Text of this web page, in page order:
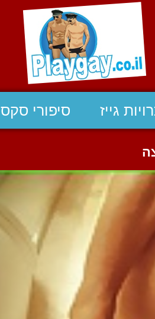
גייז סיפורי סקס